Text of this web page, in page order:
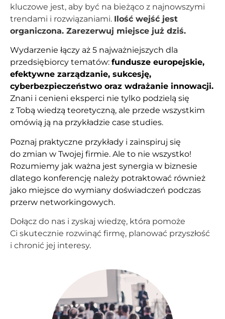
kluczowe jest, aby być na bieżąco z najnowszymi
trendami i rozwiązaniami. Ilość wejść jest
organiczona. Zarezerwuj miejsce już dziś.
Wydarzenie łączy aż 5 najważniejszych dla
przedsiębiorcy tematów: fundusze europejskie,
efektywne zarządzanie, sukcesję,
cyberbezpieczeństwo oraz wdrażanie innowacji.
Znani i cenieni eksperci nie tylko podzielą się
z Tobą wiedzą teoretyczną, ale przede wszystkim
omówią ją na przykładzie case studies.
Poznaj praktyczne przykłady i zainspiruj się
do zmian w Twojej firmie. Ale to nie wszystko!
Rozumiemy jak ważna jest synergia w biznesie
dlatego konferencję należy potraktować również
jako miejsce do wymiany doświadczeń podczas
przerw networkingowych.
Dołącz do nas i zyskaj wiedzę, która pomoże
Ci skutecznie rozwinąć firmę, planować przyszłość
i chronić jej interesy.